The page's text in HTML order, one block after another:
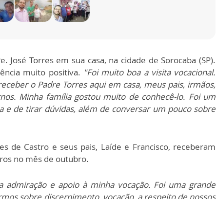
José Torres em sua casa, na cidade de Sorocaba (SP).
muito positiva. "Foi muito boa a visita vocacional.
o Padre Torres aqui em casa, meus pais, irmãos,
Minha família gostou muito de conhecê-lo. Foi um
e de tirar dúvidas, além de conversar um pouco sobre
de Castro e seus pais, Laíde e Francisco, receberam
no mês de outubro.
admiração e apoio à minha vocação. Foi uma grande